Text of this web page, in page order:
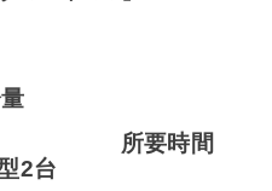
2台
所要時間